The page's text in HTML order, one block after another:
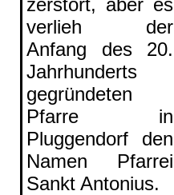
verlieh der
Anfang des 20.
Jahrhunderts
gegründeten
Pfarre in
Pluggendorf den
Namen Pfarrei
Sankt Antonius.